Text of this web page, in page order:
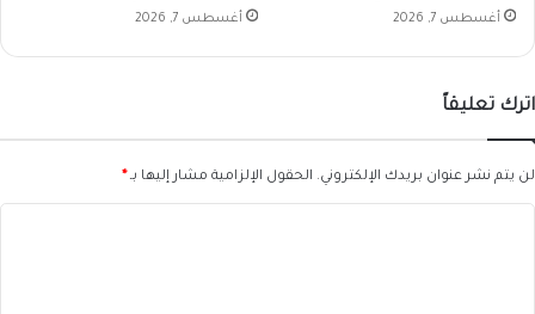
أغسطس 7, 2026 أغسطس 7, 2026
اترك تعليقاً
لن يتم نشر عنوان بريدك الإلكتروني. الحقول الإلزامية مشار إليها بـ*